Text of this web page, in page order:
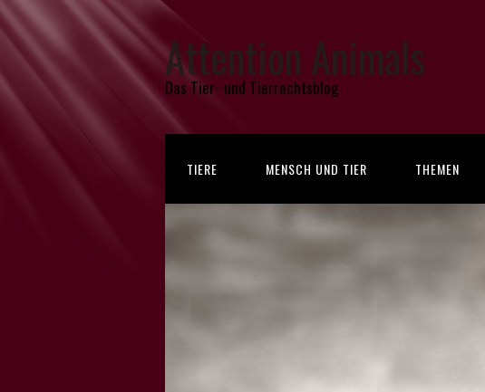
Attention Animals
Das Tier- und Tierrechtsblog
TIERE MENSCH UND TIER THEMEN